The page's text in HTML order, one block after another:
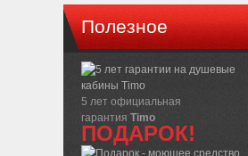
Полезное
5 лет официальная
гарантия Timo
ПОДАРОК!